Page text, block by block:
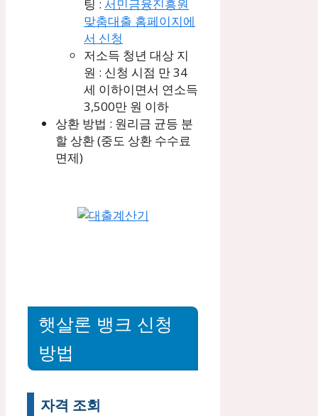
팅 : 서민금융진흥원
맞춤대출 홈페이지에
서 신청
저소득 청년 대상 지
원 : 신청 시점 만 34
세 이하이면서 연소득
3,500만 원 이하
상환 방법 : 원리금 균등 분
할 상환 (중도 상환 수수료
면제)
햇살론 뱅크 신청
방법
자격 조회